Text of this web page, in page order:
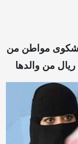
مواطن من
من والدها